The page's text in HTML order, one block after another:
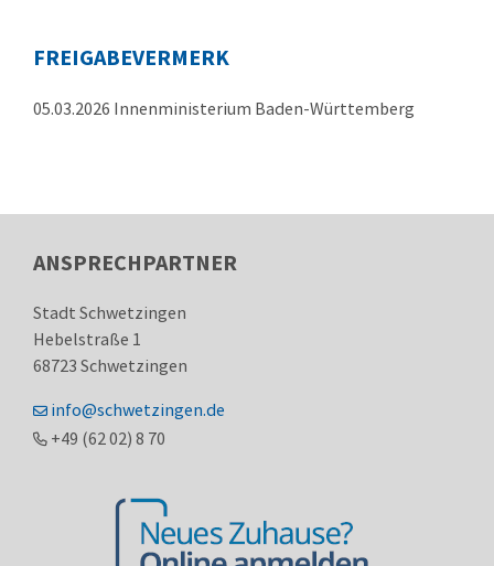
FREIGABEVERMERK
05.03.2026 Innenministerium Baden-Württemberg
ANSPRECHPARTNER
Stadt Schwetzingen
Hebelstraße 1
68723 Schwetzingen
info@schwetzingen.de
+49 (6202) 8 70